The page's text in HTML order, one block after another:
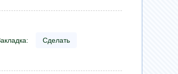
Сделать